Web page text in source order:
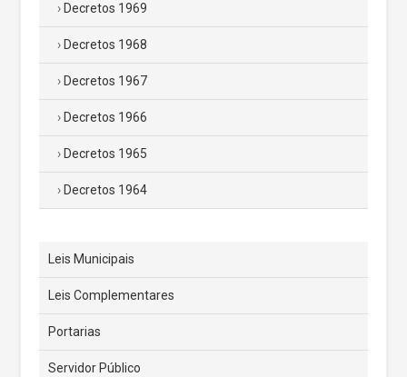
Decretos 1969
Decretos 1968
Decretos 1967
Decretos 1966
Decretos 1965
Decretos 1964
Leis Municipais
Leis Complementares
Portarias
Servidor Público